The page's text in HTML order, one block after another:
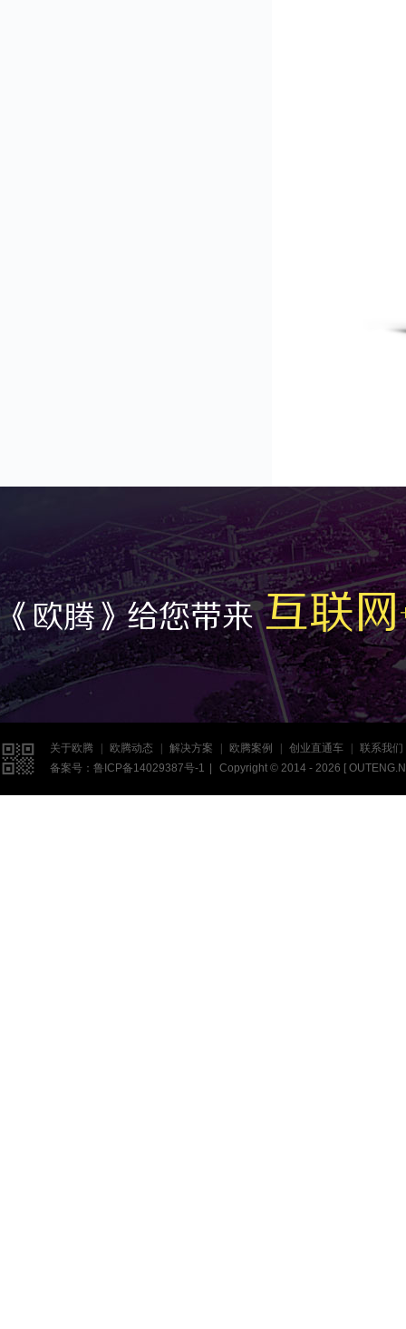
《欧腾》给您带来互联网
 关于欧腾 | 欧腾动态 | 解决方案 | 欧腾案例 | 创业直通车 | 联系我们
备案号： 鲁ICP备14029387号-1 | Copyright © 2014 - 2026 [